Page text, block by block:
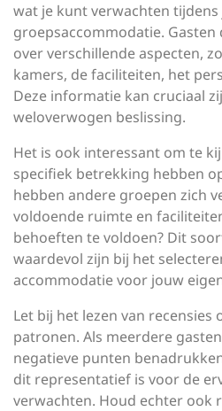
wat je kunt verwachten
groepsaccommodatie.
over verschillende aspecten,
kamers, de faciliteiten, het
Deze informatie kan cruciaal
weloverwogen beslissing.
Het is ook interessant om te
specifiek betrekking hebben
hebben andere groepen zich
voldoende ruimte en
behoeften te voldoen? Dit
waardevol zijn bij het
accommodatie voor jouw
Let bij het lezen van recensies
patronen. Als meerdere
negatieve punten
dit representatief is voor de
verwachten. Houd echter ook